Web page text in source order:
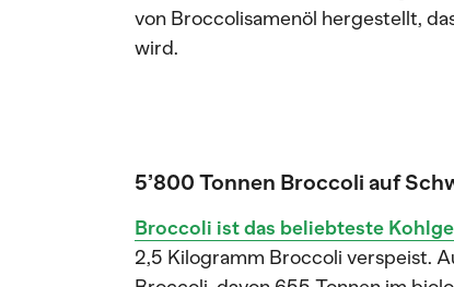
von Broccolisamenöl hergestellt,
wird.
5’800 Tonnen Broccoli auf
Broccoli ist das beliebteste
2,5 Kilogramm Broccoli verspeist.